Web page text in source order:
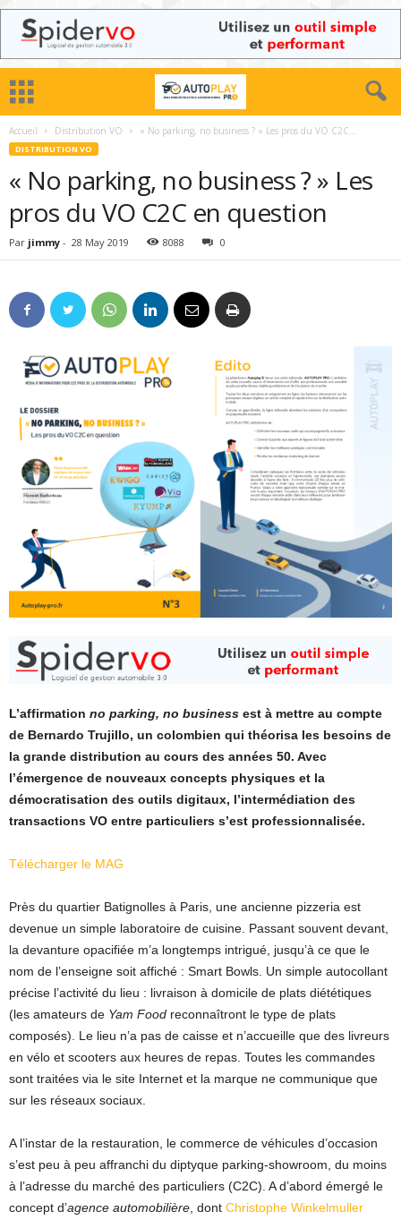
Accueil Distribution VO « No parking, no business ? » Les pros du VO C2C...
DISTRIBUTION VO
« No parking, no business ? » Les
pros du VO C2C en question
Par jimmy - 28 May 2019 8088 0
L’affirmation no parking, no business est à mettre au compte
de Bernardo Trujillo, un colombien qui théorisa les besoins de
la grande distribution au cours des années 50. Avec
l’émergence de nouveaux concepts physiques et la
démocratisation des outils digitaux, l’intermédiation des
transactions VO entre particuliers s’est professionnalisée.
Télécharger le MAG
Près du quartier Batignolles à Paris, une ancienne pizzeria est
devenue un simple laboratoire de cuisine. Passant souvent devant,
la devanture opacifiée m’a longtemps intrigué, jusqu’à ce que le
nom de l’enseigne soit affiché : Smart Bowls. Un simple autocollant
précise l’activité du lieu : livraison à domicile de plats diététiques
(les amateurs de Yam Food reconnaîtront le type de plats
composés). Le lieu n’a pas de caisse et n’accueille que des livreurs
en vélo et scooters aux heures de repas. Toutes les commandes
sont traitées via le site Internet et la marque ne communique que
sur les réseaux sociaux.
A l’instar de la restauration, le commerce de véhicules d’occasion
s’est peu à peu affranchi du diptyque parking-showroom, du moins
à l’adresse du marché des particuliers (C2C). A d’abord émergé le
concept d’agence automobilière , dont Christophe Winkelmuller